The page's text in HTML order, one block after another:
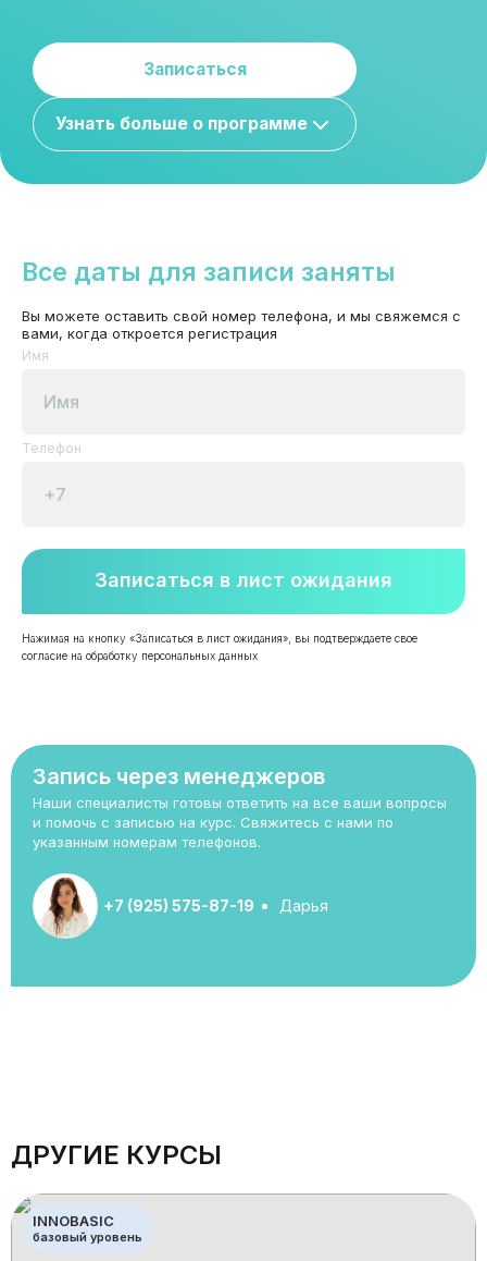
Записаться
Узнать больше о программе
Запись через менеджеров
Наши специалисты готовы ответить на все ваши вопросы
и помочь с записью на курс. Свяжитесь с нами по
указанным номерам телефонов.
+7 (925) 575-87-19 Дарья
Все даты для записи заняты
Вы можете оставить свой номер телефона, и мы свяжемся с
вами, когда откроется регистрация
Имя
Телефон
Записаться в лист ожидания
Нажимая на кнопку «Записаться в лист ожидания», вы подтверждаете свое
согласие на обработку персональных данных
ДРУГИЕ КУРСЫ
INNOBASIC
базовый уровень